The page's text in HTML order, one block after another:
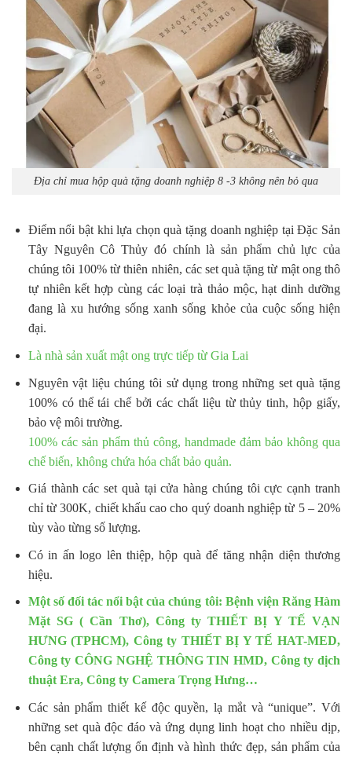
Địa chỉ mua hộp quà tặng doanh nghiệp 8 -3 không nên bỏ qua
Điểm nổi bật khi lựa chọn quà tặng doanh nghiệp tại Đặc Sản
Tây Nguyên Cô Thủy đó chính là sản phẩm chủ lực của
chúng tôi 100% từ thiên nhiên, các set quà tặng từ mật ong thô
tự nhiên kết hợp cùng các loại trà thảo mộc, hạt dinh dưỡng
đang là xu hướng sống xanh sống khỏe của cuộc sống hiện
đại.
Là nhà sản xuất mật ong trực tiếp từ Gia Lai
Nguyên vật liệu chúng tôi sử dụng trong những set quà tặng
100% có thể tái chế bởi các chất liệu từ thủy tinh, hộp giấy,
bảo vệ môi trường.
100% các sản phẩm thủ công, handmade đảm bảo không qua
chế biến, không chứa hóa chất bảo quản.
Giá thành các set quà tại cửa hàng chúng tôi cực cạnh tranh
chỉ từ 300K, chiết khấu cao cho quý doanh nghiệp từ 5 – 20%
tùy vào từng số lượng.
Có in ấn logo lên thiệp, hộp quà để tăng nhận diện thương
hiệu.
Một số đối tác nổi bật của chúng tôi: Bệnh viện Răng Hàm
Mặt SG ( Cần Thơ), Công ty THIẾT BỊ Y TẾ VẠN
HƯNG (TPHCM), Công ty THIẾT BỊ Y TẾ HAT-MED,
Công ty CÔNG NGHỆ THÔNG TIN HMD, Công ty dịch
thuật Era, Công ty Camera Trọng Hưng…
Các sản phẩm thiết kế độc quyền, lạ mắt và “unique”. Với
những set quà độc đáo và ứng dụng linh hoạt cho nhiều dịp,
bên cạnh chất lượng ổn định và hình thức đẹp, sản phẩm của